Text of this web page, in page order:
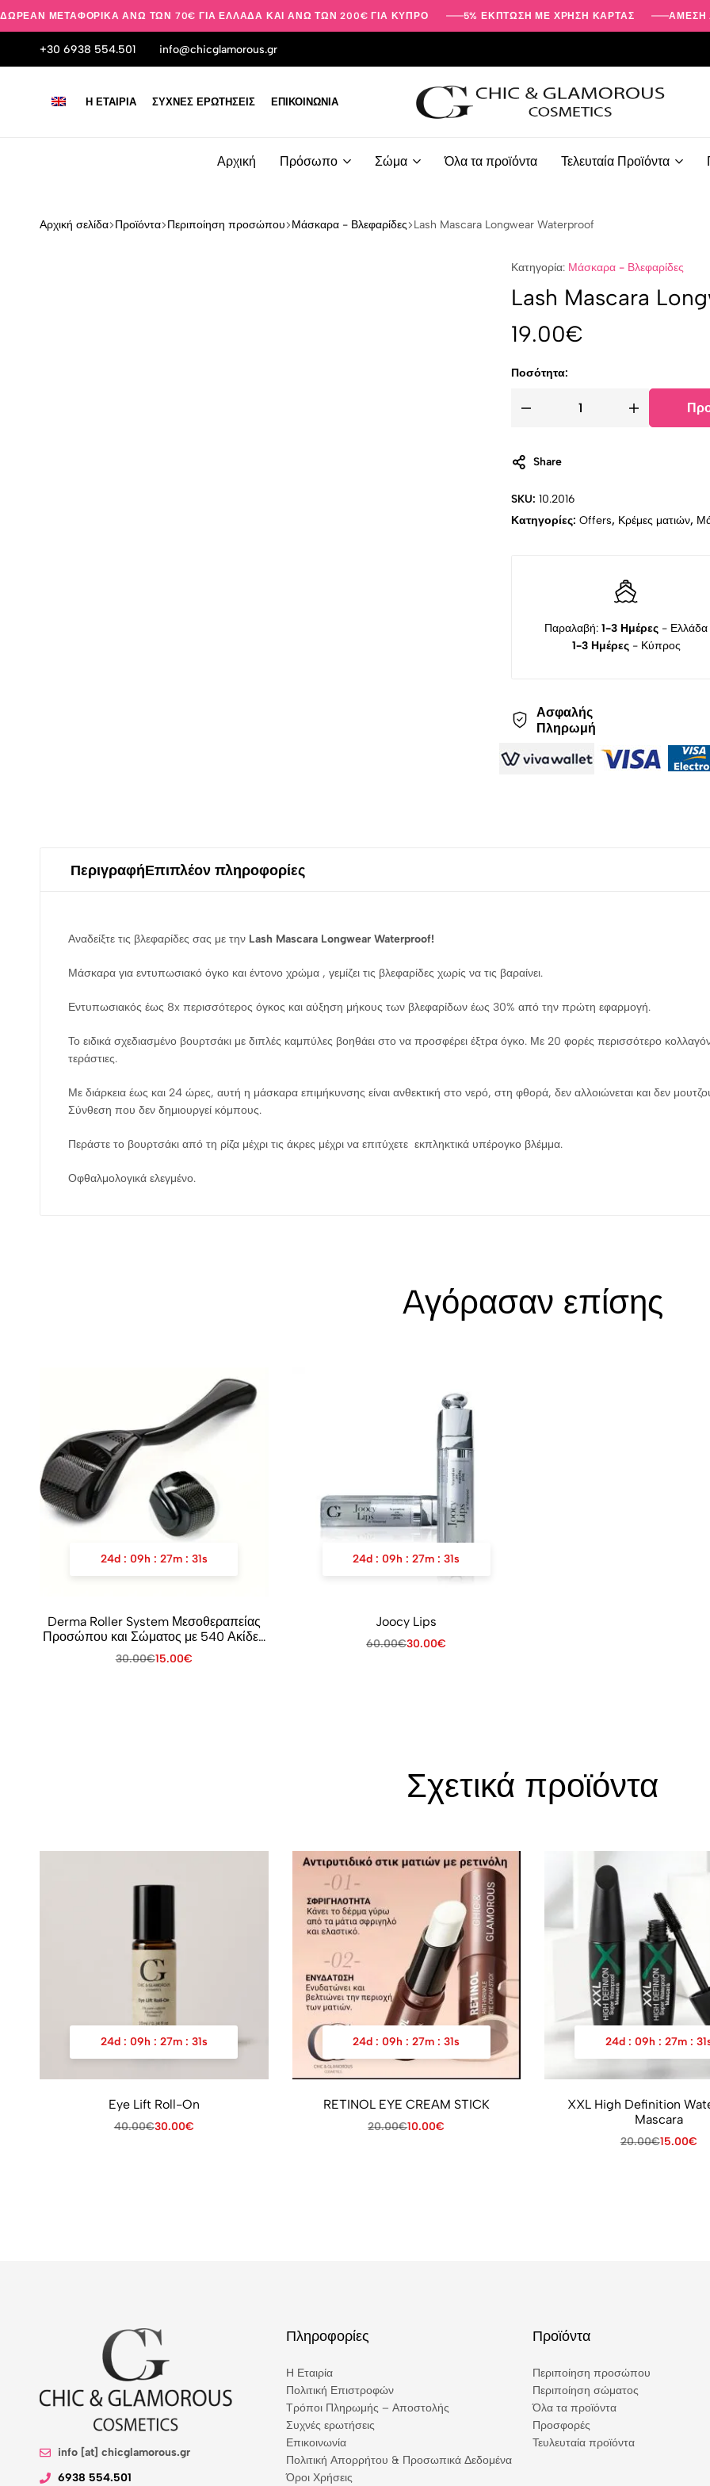
ΔΩΡΕΆΝ ΜΕΤΑΦΟΡΙΚΆ ΆΝΩ ΤΩΝ 70€ ΓΙΑ ΕΛΛΆΔΑ ΚΑΙ ΆΝΩ ΤΩΝ 200€ ΓΙΑ ΚΎΠΡΟ 5% ΕΚΠΤΩΣΗ ΜΕ ΧΡΗΣΗ ΚΑΡΤΑΣ ΑΜΕΣΗ
+30 6938 554.501 info@chicglamorous.gr
Η ΕΤΑΙΡΊΑ ΣΥΧΝΈΣ ΕΡΩΤΉΣΕΙΣ ΕΠΙΚΟΙΝΩΝΊΑ
Ομορφιάς
-
Αρχική Πρόσωπο Σώμα Όλα τα προϊόντα Τελευταία Προϊόντα
Αρχική σελίδα Προϊόντα Περιποίηση προσώπου Μάσκαρα - Βλεφαρίδες Lash Mascara Longwear Waterproof
Κατηγορία: Μάσκαρα - Βλεφαρίδες
Lash Mascara
19.00€
Ποσότητα:
Share
SKU: 10.2016
Κατηγορίες: Offers, Κρέμες ματιών,
Παραλαβή: 1-3 Ημέρες - Ελλάδα
1-3 Ημέρες- Κύπρος
Ασφαλής
Πληρωμή
ΠεριγραφήΕπιπλέον πληροφορίες
Αναδείξτε τις βλεφαρίδες σας με την Lash Mascara Longwear Waterproof!
Μάσκαρα για εντυπωσιακό όγκο και έντονο χρώμα , γεμίζει τις βλεφαρίδες χωρίς να τις βαραίνει.
Εντυπωσιακός έως 8x περισσότερος όγκος και αύξηση μήκους των βλεφαρίδων έως 30% από την πρώτη εφαρμογή.
Το ειδικά σχεδιασμένο βουρτσάκι με διπλές καμπύλες βοηθάει στο να προσφέρει έξτρα όγκο. Με 20 φορές περισσότερο
τεράστιες.
Με διάρκεια έως και 24 ώρες, αυτή η μάσκαρα επιμήκυνσης είναι ανθεκτική στο νερό, στη φθορά, δεν αλλοιώνεται και δεν
Σύνθεση που δεν δημιουργεί κόμπους.
Περάστε το βουρτσάκι από τη ρίζα μέχρι τις άκρες μέχρι να επιτύχετε εκπληκτικά υπέρογκο βλέμμα.
Οφθαλμολογικά ελεγμένο.
Aγόρασαν επίσης
24d : 09h : 27m : 31s
Derma Roller System Μεσοθεραπείας
Προσώπου και Σώματος με 540 Ακίδες
0.30mm
30.00€15.00€
24d : 09h : 27m : 31s
Joocy Lips
60.00€30.00€
Σχετικά προϊόντα
24d : 09h : 27m : 31s
Eye Lift Roll-On
40.00€30.00€
24d : 09h : 27m : 31s
RETINOL EYE CREAM STICK
20.00€10.00€
24d : 09h : 27m : 31
XXL High Definition
Mascara
20.00€15.00€
info [at] chicglamorous.gr
6938 554.501
Πληροφορίες
Η Εταιρία
Πολιτική Επιστροφών
Τρόποι Πληρωμής – Αποστολής
Συχνές ερωτήσεις
Επικοινωνία
Πολιτική Απορρήτου & Προσωπικά Δεδομένα
Όροι Χρήσεις
Προϊόντα
Περιποίηση προσώπου
Περιποίηση σώματος
Όλα τα προϊόντα
Προσφορές
Τευλευταία προϊόντα